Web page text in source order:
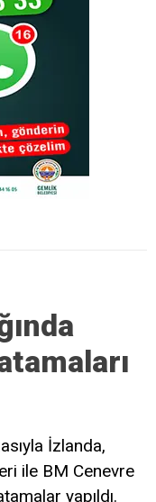
İzlanda,
ile BM Cenevre
yapıldı.